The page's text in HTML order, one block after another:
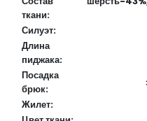
ткани:
Силуэт:
Длина
пиджака:
Посадка
брюк:
Жилет: